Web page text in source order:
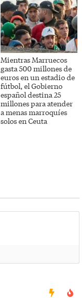
Mientras Marruecos
gasta 500 millones de
euros en un estadio de
fútbol, el Gobierno
español destina 25
millones para atender
a menas marroquíes
solos en Ceuta